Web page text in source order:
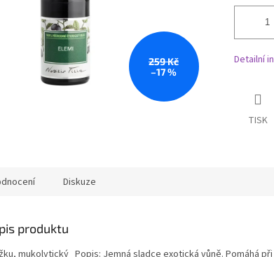
259 Kč
–17 %
Detailní
TISK
Diskuze
produktu